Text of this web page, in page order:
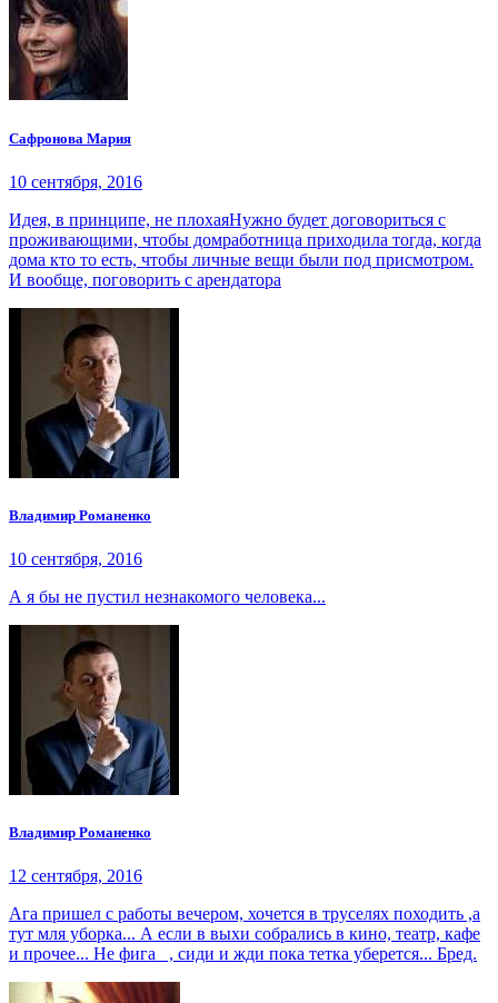
Сафронова Мария
10 сентября, 2016
Идея, в принципе, не плохаяНужно будет договориться с
проживающими, чтобы домработница приходила тогда, когда
дома кто то есть, чтобы личные вещи были под присмотром.
И вообще, поговорить с арендатора
Владимир Романенко
10 сентября, 2016
А я бы не пустил незнакомого человека...
Владимир Романенко
12 сентября, 2016
Ага пришел с работы вечером, хочется в труселях походить ,а
тут мля уборка... А если в выхи собрались в кино, театр, кафе
и прочее... Не фига , сиди и жди пока тетка уберется... Бред.